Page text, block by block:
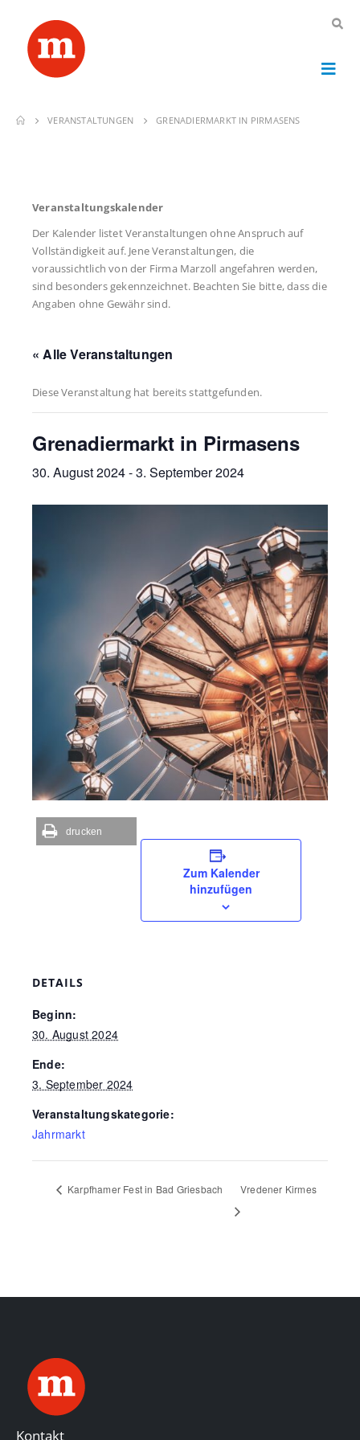
VERANSTALTUNGEN GRENADIERMARKT IN PIRMASENS
Veranstaltungskalender
Der Kalender listet Veranstaltungen ohne Anspruch auf
Vollständigkeit auf. Jene Veranstaltungen, die
voraussichtlich von der Firma Marzoll angefahren werden,
sind besonders gekennzeichnet. Beachten Sie bitte, dass die
Angaben ohne Gewähr sind.
« Alle Veranstaltungen
Diese Veranstaltung hat bereits stattgefunden.
Grenadiermarkt in Pirmasens
30. August 2024-3. September 2024
drucken
Zum Kalender
hinzufügen
DETAILS
Beginn:
30. August 2024
Ende:
3. September 2024
Veranstaltungskategorie:
Jahrmarkt
Karpfhamer Fest in Bad Griesbach Vredener Kirmes
Kontakt